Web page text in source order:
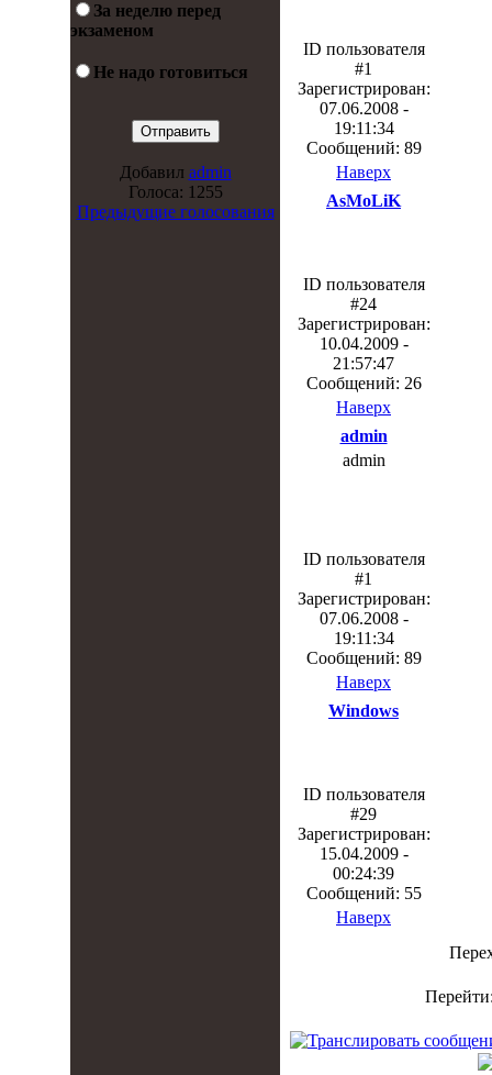
За неделю перед
экзаменом
Не надо готовиться
Добавил admin
Голоса: 1255
Предыдущие голосования
ID пользователя
#1
Зарегистрирован:
07.06.2008 -
19:11:34
Сообщений: 89
Наверх
AsMoLiK
ID пользователя
#24
Зарегистрирован:
10.04.2009 -
21:57:47
Сообщений: 26
Наверх
admin
admin
ID пользователя
#1
Зарегистрирован:
07.06.2008 -
19:11:34
Сообщений: 89
Наверх
Windows
ID пользователя
#29
Зарегистрирован:
15.04.2009 -
00:24:39
Сообщений: 55
Наверх